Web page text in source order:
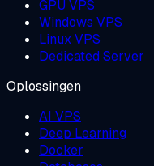
GPU VPS
Windows VPS
Linux VPS
Dedicated Server
Oplossingen
AI VPS
Deep Learning
Docker